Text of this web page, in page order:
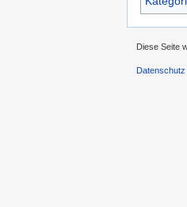
Diese Seite
Datenschutz